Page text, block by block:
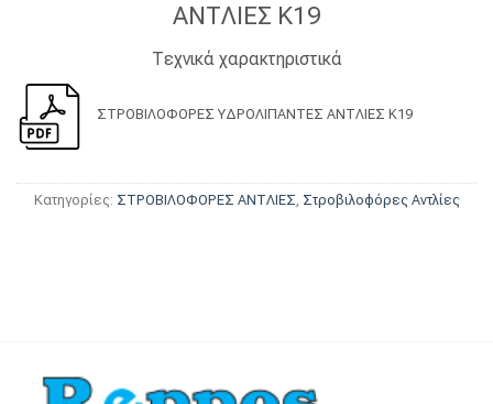
ΑΝΤΛΙΕΣ Κ19
Tεχνικά χαρακτηριστικά
ΣΤΡΟΒΙΛΟΦΟΡΕΣ ΥΔΡΟΛΙΠΑΝΤΕΣ ΑΝΤΛΙΕΣ Κ19
Κατηγορίες: ΣΤΡΟΒΙΛΟΦOΡΕΣ ΑΝΤΛΙΕΣ, Στροβιλοφόρες Αντλίες